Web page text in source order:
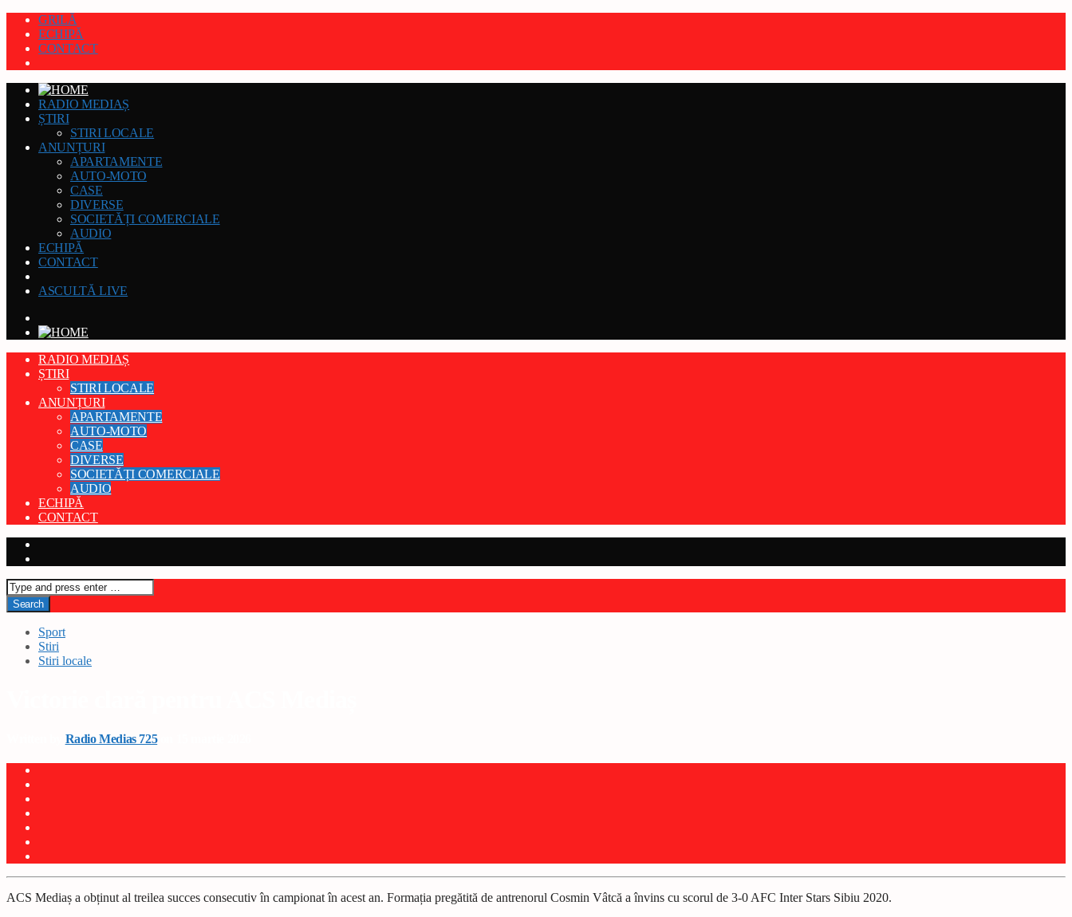
GRILĂ
ECHIPĂ
CONTACT
RADIO MEDIAȘ
ȘTIRI
STIRI LOCALE
ANUNȚURI
APARTAMENTE
AUTO-MOTO
CASE
DIVERSE
SOCIETĂȚI COMERCIALE
AUDIO
ECHIPĂ
CONTACT
ASCULTĂ LIVE
RADIO MEDIAȘ
ȘTIRI
STIRI LOCALE
ANUNȚURI
APARTAMENTE
AUTO-MOTO
CASE
DIVERSE
SOCIETĂȚI COMERCIALE
AUDIO
ECHIPĂ
CONTACT
Sport
Stiri
Stiri locale
Radio Medias 725on 15 martie 2026
ACS Mediaș a obținut al treilea succes consecutiv în campionat în acest an. Formația pregătită de antrenorul Cosmin Vâtcă a învins cu scorul de 3-0 AFC Inter Stars Sibiu 2020.